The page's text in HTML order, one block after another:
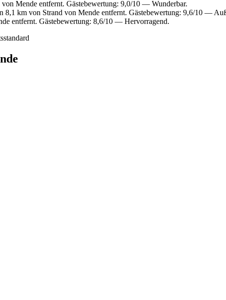
Mende entfernt. Gästebewertung: 9,0/10 — Wunderbar.
8,1 km von Strand von Mende entfernt. Gästebewertung: 9,6/10 —
entfernt. Gästebewertung: 8,6/10 — Hervorragend.